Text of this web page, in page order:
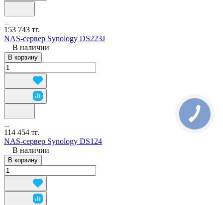
153 743 тг.
NAS-сервер Synology DS223J
В наличии
В корзину
114 454 тг.
NAS-сервер Synology DS124
В наличии
В корзину